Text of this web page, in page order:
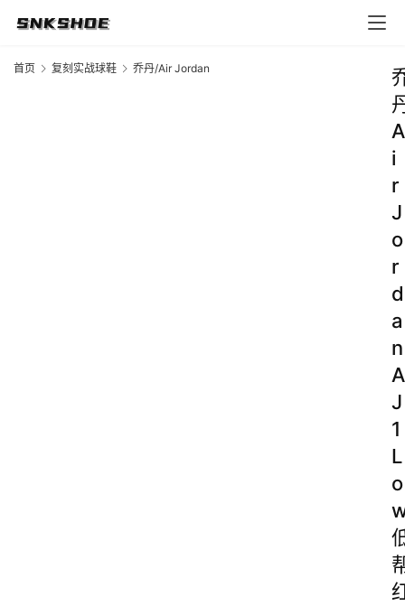
首页 复刻实战球鞋 乔丹/Air Jordan
A
i
r
J
o
r
d
a
n
A
J
1
L
o